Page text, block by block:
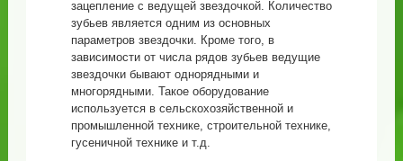
зацепление с ведущей звездочкой. Количество
зубьев является одним из основных
параметров звездочки. Кроме того, в
зависимости от числа рядов зубьев ведущие
звездочки бывают однорядными и
многорядными. Такое оборудование
используется в сельскохозяйственной и
промышленной технике, строительной технике,
гусеничной технике и т.д.